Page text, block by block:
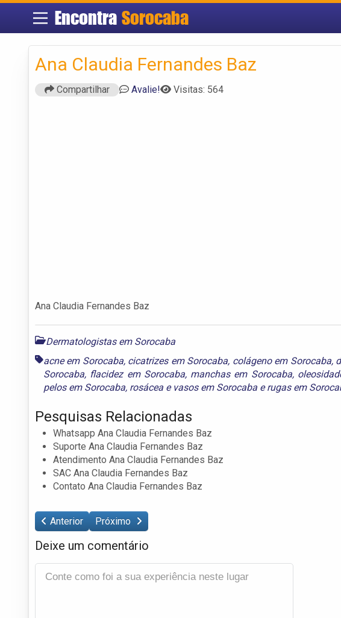
Encontra Sorocaba
Ana Claudia Fernandes Baz
Compartilhar Avalie! Visitas: 564
Ana Claudia Fernandes Baz
Dermatologistas em Sorocaba
acne em Sorocaba, cicatrizes em Sorocaba, colágeno em Sorocaba,
Sorocaba, flacidez em Sorocaba, manchas em Sorocaba,
pelos em Sorocaba, rosácea e vasos em Sorocaba erugas em
Pesquisas Relacionadas
Whatsapp Ana Claudia Fernandes Baz
Suporte Ana Claudia Fernandes Baz
Atendimento Ana Claudia Fernandes Baz
SAC Ana Claudia Fernandes Baz
Contato Ana Claudia Fernandes Baz
Anterior Próximo
Deixe um comentário